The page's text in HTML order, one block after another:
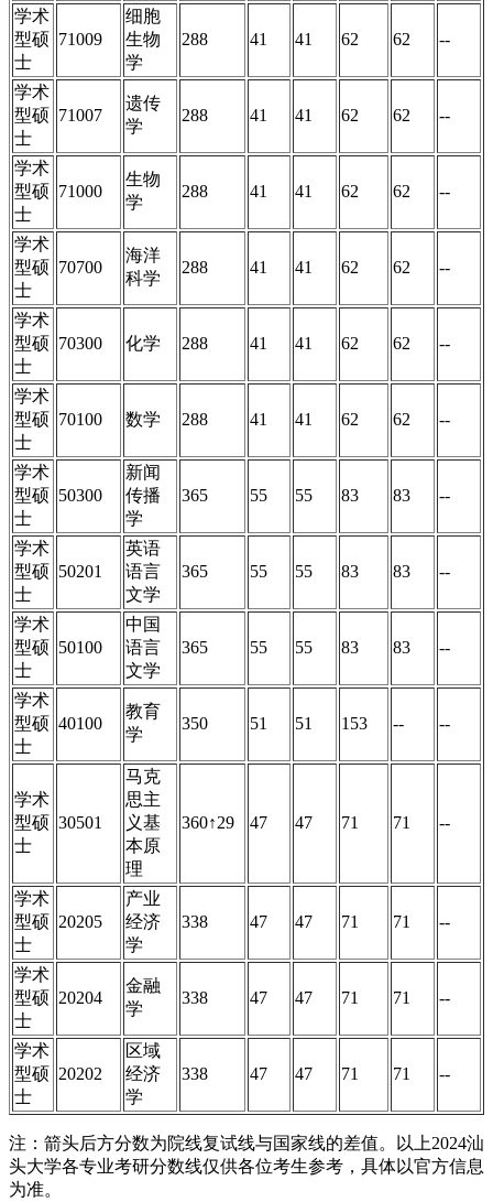
学术
型硕
士
71009
细胞
生物
学
288 41 41 62 62 --
学术
型硕
士
71007
遗传
学
288 41 41 62 62 --
学术
型硕
士
71000
生物
学
288 41 41 62 62 --
学术
型硕
士
70700
海洋
科学
288 41 41 62 62 --
学术
型硕
士
70300 化学 288 41 41 62 62 --
学术
型硕
士
70100 数学 288 41 41 62 62 --
学术
型硕
士
50300
新闻
传播
学
365 55 55 83 83 --
学术
型硕
士
50201
英语
语言
文学
365 55 55 83 83 --
学术
型硕
士
50100
中国
语言
文学
365 55 55 83 83 --
学术
型硕
士
40100
教育
学
350 51 51 153 -- --
学术
型硕
士
30501
马克
思主
义基
本原
理
360↑29 47 47 71 71 --
学术
型硕
士
20205
产业
经济
学
338 47 47 71 71 --
学术
型硕
士
20204
金融
学
338 47 47 71 71 --
学术
型硕
士
20202
区域
经济
学
338 47 47 71 71 --
注：箭头后方分数为院线复试线与国家线的差值。以上2024汕
头大学各专业考研分数线仅供各位考生参考，具体以官方信息
为准。